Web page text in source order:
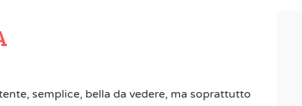
semplice, bella da vedere, ma soprattutto